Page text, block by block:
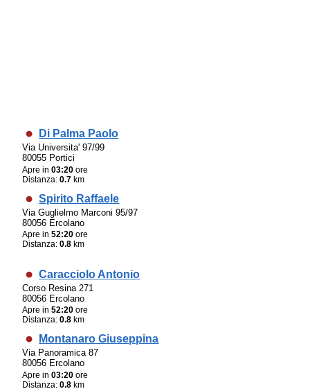
Di Palma Paolo
Via Universita' 97/99
80055 Portici
Apre in03:20 ore
Distanza:0.7 km
Spirito Raffaele
Via Guglielmo Marconi 95/97
80056 Ercolano
Apre in52:20 ore
Distanza:0.8 km
Caracciolo Antonio
Corso Resina 271
80056 Ercolano
Apre in52:20 ore
Distanza:0.8 km
Montanaro Giuseppina
Via Panoramica 87
80056 Ercolano
Apre in03:20 ore
Distanza:0.8 km